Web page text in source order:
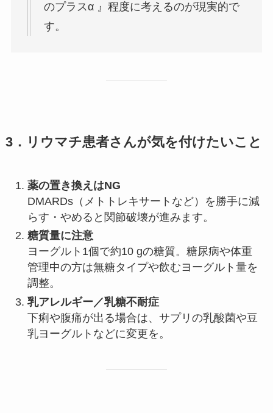
のプラスα 』程度に考えるのが現実的で
す。
3．リウマチ患者さんが気を付けたいこと
薬の置き換えはNG
DMARDs（メトトレキサートなど）を勝手に減
らす・やめると関節破壊が進みます。
糖質量に注意
ヨーグルト1個で約10 gの糖質。糖尿病や体重
管理中の方は無糖タイプや飲むヨーグルト量を
調整。
乳アレルギー／乳糖不耐症
下痢や腹痛が出る場合は、サプリの乳酸菌や豆
乳ヨーグルトなどに変更を。